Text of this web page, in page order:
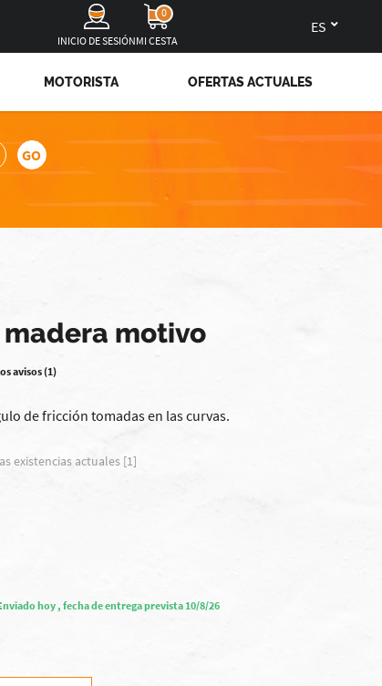
INICIO DE SESIÓN
0
MI CESTA
MOTORISTA OFERTAS ACTUALES
motivo
avisos (1)
de friccióntomadasen las curvas.
existencias actuales [1]
hoy , fecha de entrega prevista 10/8/26